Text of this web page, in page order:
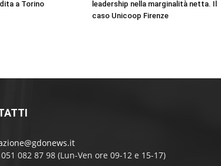
a Torino
leadership nella marginalità netta. Il
caso Unicoop Firenze
082 87 98 (Lun-Ven ore 09-12 e 15-17)